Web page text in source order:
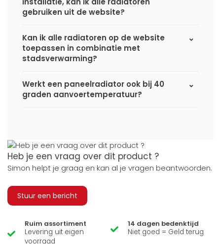
gebruiken uit de website?
Kan ik alle radiatoren op de website
toepassen in combinatie met
stadsverwarming?
Werkt een paneelradiator ook bij 40
graden aanvoertemperatuur?
Heb je een vraag over dit product ?
Simon helpt je graag en kan al je vragen beantwoorden.
Stuur een bericht
Ruim assortiment
Levering uit eigen
voorraad
14 dagen bedenktijd
Niet goed = Geld terug